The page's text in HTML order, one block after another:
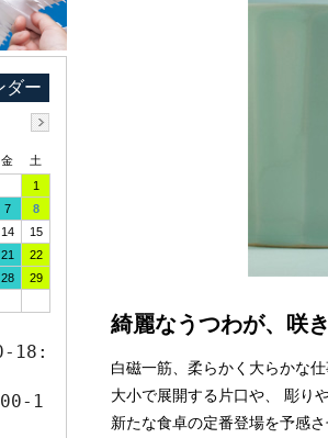
綺麗なうつわが、咲
白磁一筋、柔らかく大らかな
大小で展開する片口や、 彫り
新たな食卓の定番登場を予感
金
土
1
7
8
14
15
21
22
28
29
18:
1